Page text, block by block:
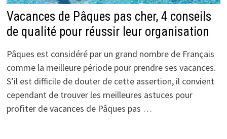
Vacances de Pâques pas cher, 4 conseils
de qualité pour réussir leur organisation
Pâques est considéré par un grand nombre de Français
comme la meilleure période pour prendre ses vacances.
S’il est difficile de douter de cette assertion, il convient
cependant de trouver les meilleures astuces pour
profiter de vacances de Pâques pas …